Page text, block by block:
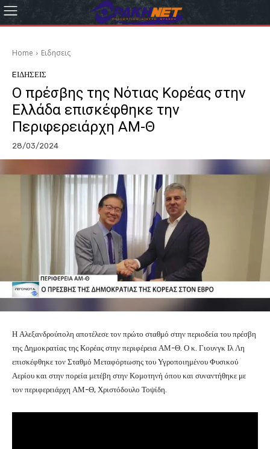
Home Eιδησεις
EΙΔΗΣΕΙΣ
Ο πρέσβης της Νότιας Κορέας στην
Ελλάδα επισκέφθηκε την
Περιφερειάρχη ΑΜ-Θ
28/03/2024
Η Αλεξανδρούπολη αποτέλεσε τον πρώτο σταθμό στην περιοδεία του πρέσβη
της Δημοκρατίας της Κορέας στην περιφέρεια ΑΜ-Θ. Ο κ. Γιουνγκ Ιλ Λη
επισκέφθηκε τον Σταθμό Μεταφόρτωσης του Υγροποιημένου Φυσικού
Αερίου και στην πορεία μετέβη στην Κομοτηνή όπου και συναντήθηκε με
τον περιφερειάρχη ΑΜ-Θ, Χριστόδουλο Τοψίδη.